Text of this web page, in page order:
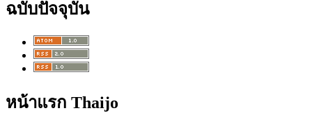
ฉบับปัจจุบัน
หน้าแรก Thaijo